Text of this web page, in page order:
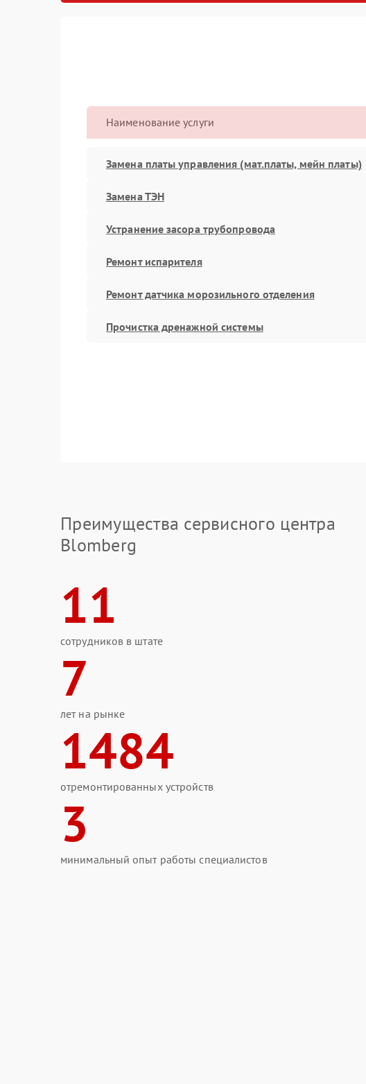
Наименование услуги
Замена платы управления (мат.платы, мейн платы)
Замена ТЭН
Устранение засора трубопровода
Ремонт испарителя
Ремонт датчика морозильного отделения
Прочистка дренажной системы
Преимущества сервисного центра
Blomberg
11
сотрудников в штате
7
лет на рынке
1484
отремонтированных устройств
3
минимальный опыт работы специалистов